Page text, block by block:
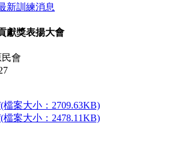
新訓練消息
獻獎表揚大會
會
檔案大小：2709.63KB)
檔案大小：2478.11KB)